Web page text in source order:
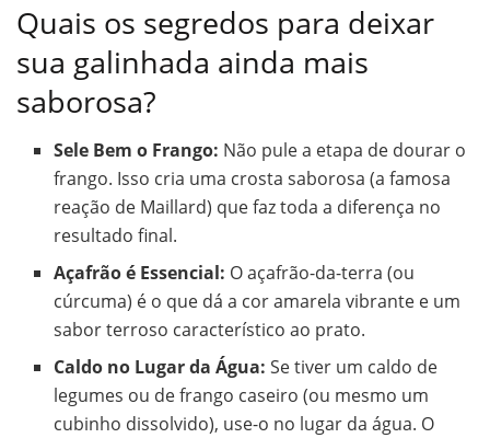
Quais os segredos para deixar
sua galinhada ainda mais
saborosa?
Sele Bem o Frango: Não pule a etapa de dourar o
frango. Isso cria uma crosta saborosa (a famosa
reação de Maillard) que faz toda a diferença no
resultado final.
Açafrão é Essencial: O açafrão-da-terra (ou
cúrcuma) é o que dá a cor amarela vibrante e um
sabor terroso característico ao prato.
Caldo no Lugar da Água: Se tiver um caldo de
legumes ou de frango caseiro (ou mesmo um
cubinho dissolvido), use-o no lugar da água. O